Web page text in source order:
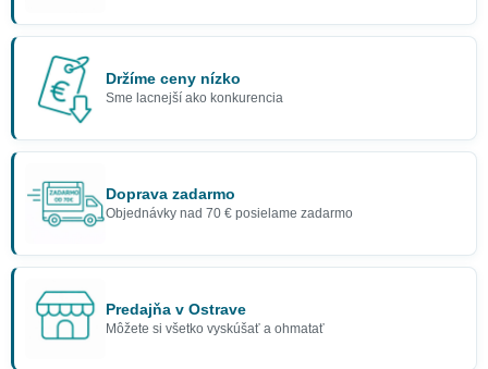
Držíme ceny nízko
Sme lacnejší ako konkurencia
Doprava zadarmo
Objednávky nad 70 € posielame zadarmo
Predajňa v Ostrave
Môžete si všetko vyskúšať a ohmatať